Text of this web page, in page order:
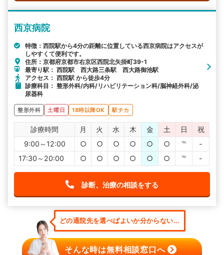
西京病院
特徴：西院駅から4分の距離に位置している西京病院はアクセスが
しやすくて便利です。
住所：京都府京都市右京区西院北矢掛町39-1
最寄り駅： 西院駅 西大路三条駅 西大路御池駅
アクセス： 西院駅 から徒歩4分
診療科目： 整形外科/内科/リハビリテーション科/脳神経外科/泌
尿器科
整形外科 土曜日 18時以降OK 駅チカ
診療時間 月 火 水 木 金 土 日
祝
9:00～12:00
○ ○ ○ ○ ○ ○ ℡
-
17:30～20:00
○ ○ ○ ○ ○ ○ ℡ -
診断、治療の相談をする
どの通院先を選べばよいか分からない...
そんな時は無料相談窓口へ